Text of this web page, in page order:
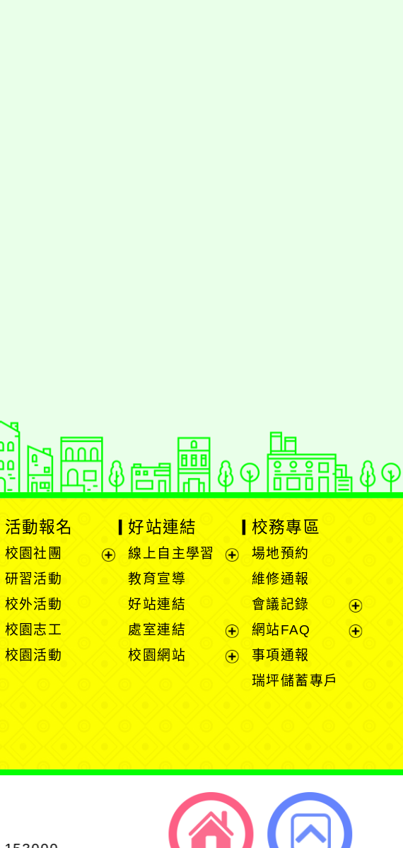
活動報名
校園社團
研習活動
校外活動
校園志工
校園活動
好站連結
線上自主學習
單
教育宣導
好站連結
處室連結
展
開
校園網站
校務專區
場地預約
維修通報
會議記錄
展
開
網站FAQ
事項通報
瑞坪儲蓄專戶